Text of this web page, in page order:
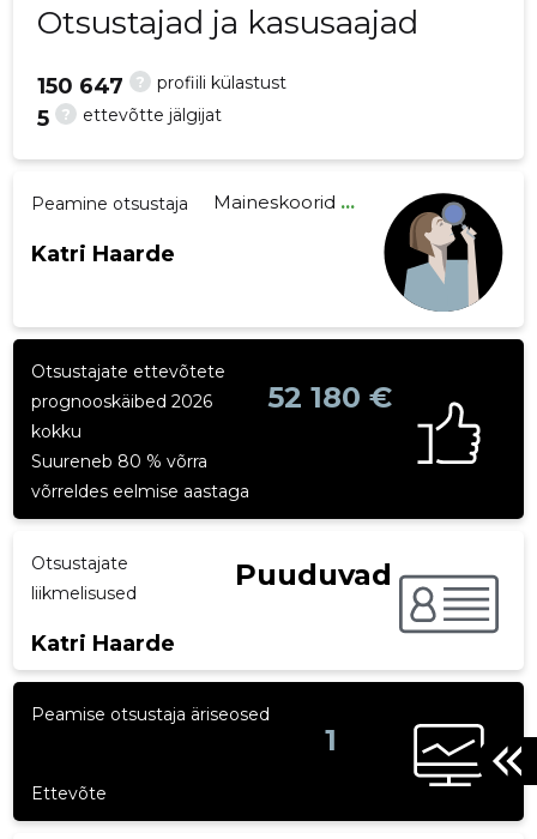
Otsustajad ja kasusaajad
? profiili külastust
150 647
? ettevõtte jälgijat
5
Peamine otsustaja
Katri Haarde
Maineskoorid ...
Otsustajate ettevõtete
prognooskäibed 2026
kokku
52 180 €
Suureneb 80 % võrra
võrreldes eelmise aastaga
Otsustajate
liikmelisused
Katri Haarde
Puuduvad
Peamise otsustaja äriseosed
1
Ettevõte